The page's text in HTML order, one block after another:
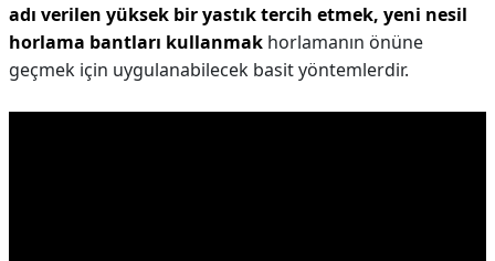
adı verilen yüksek bir yastık tercih etmek, yeni nesil
horlama bantları kullanmak horlamanın önüne
geçmek için uygulanabilecek basit yöntemlerdir.